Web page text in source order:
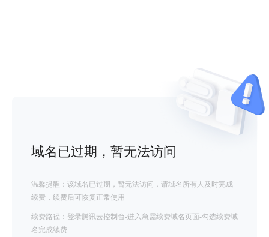
域名已过期，暂无法访问
温馨提醒：该域名已过期，暂无法访问，请域名所有人及时完成
续费，续费后可恢复正常使用
续费路径：登录腾讯云控制台-进入急需续费域名页面-勾选续费域
名完成续费